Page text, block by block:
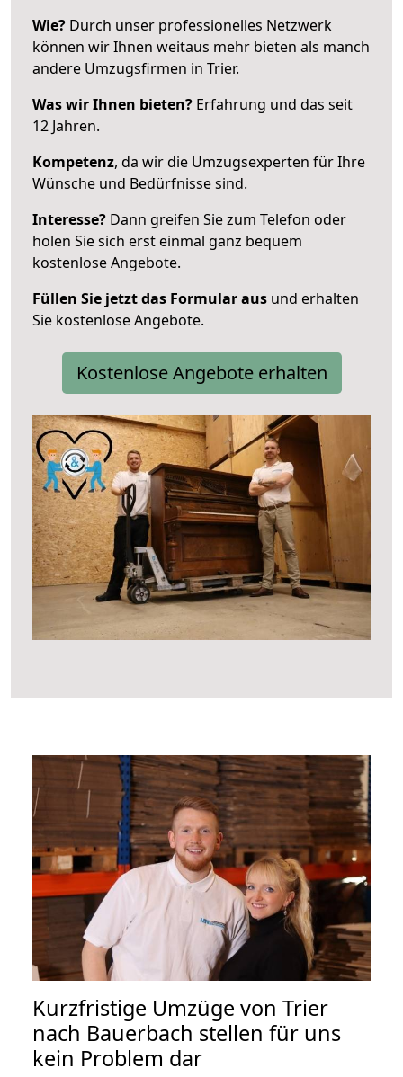
Wie? Durch unser professionelles Netzwerk
können wir Ihnen weitaus mehr bieten als manch
andere Umzugsfirmen in Trier.
Was wir Ihnen bieten? Erfahrung und das seit
12 Jahren.
Kompetenz, da wir die Umzugsexperten für Ihre
Wünsche und Bedürfnisse sind.
Interesse? Dann greifen Sie zum Telefon oder
holen Sie sich erst einmal ganz bequem
kostenlose Angebote.
Füllen Sie jetzt das Formular aus und erhalten
Sie kostenlose Angebote.
Kostenlose Angebote erhalten
Kurzfristige Umzüge von Trier
nach Bauerbach stellen für uns
kein Problem dar